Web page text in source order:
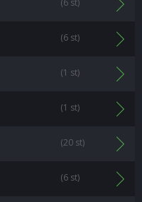
(6 st)
(6 st)
(1 st)
(1 st)
(20 st)
(6 st)